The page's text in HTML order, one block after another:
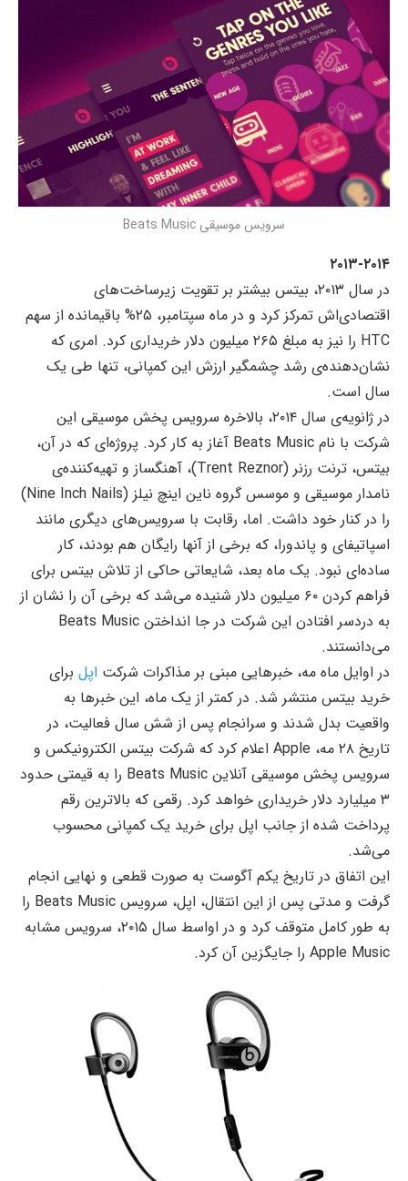
سرویس موسیقی Beats Music
۲۰۱۳-۲۰۱۴
در سال ۲۰۱۳، بیتس بیشتر بر تقویت زیرساخت‌های
اقتصادی‌اش تمرکز کرد و در ماه سپتامبر، ۲۵% باقیمانده از سهم
HTC را نیز به مبلغ ۲۶۵ میلیون دلار خریداری کرد. امری که
نشان‌دهنده‌ی رشد چشمگیر ارزش این کمپانی، تنها طی یک
سال است.
در ژانویه‌ی سال ۲۰۱۴، بالاخره سرویس پخش موسیقی این
شرکت با نام Beats Music آغاز به کار کرد. پروژه‌ای که در آن،
بیتس، ترنت رزنر (Trent Reznor)، آهنگساز و تهیه‌کننده‌ی
نامدار موسیقی و موسس گروه ناین اینچ نیلز (Nine Inch Nails)
را در کنار خود داشت. اما، رقابت با سرویس‌های دیگری مانند
اسپاتیفای و پاندورا، که برخی از آنها رایگان هم بودند، کار
ساده‌ای نبود. یک ماه بعد، شایعاتی حاکی از تلاش بیتس برای
فراهم کردن ۶۰ میلیون دلار شنیده می‌شد که برخی آن را نشان از
به دردسر افتادن این شرکت در جا انداختن Beats Music
می‌دانستند.
در اوایل ماه مه، خبرهایی مبنی بر مذاکرات شرکت اپل برای
خرید بیتس منتشر شد. در کمتر از یک ماه، این خبرها به
واقعیت بدل شدند و سرانجام پس از شش سال فعالیت، در
تاریخ ۲۸ مه، Apple اعلام کرد که شرکت بیتس الکترونیکس و
سرویس پخش موسیقی آنلاین Beats Music را به قیمتی حدود
۳ میلیارد دلار خریداری خواهد کرد. رقمی که بالاترین رقم
پرداخت شده از جانب اپل برای خرید یک کمپانی محسوب
می‌شد.
این اتفاق در تاریخ یکم آگوست به صورت قطعی و نهایی انجام
گرفت و مدتی پس از این انتقال، اپل، سرویس Beats Music را
به طور کامل متوقف کرد و در
اواسط سال ۲۰۱۵، سرویس مشابه
Apple Music را جایگزین آن کرد.